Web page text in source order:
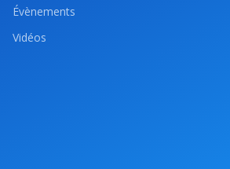
Évènements
Vidéos